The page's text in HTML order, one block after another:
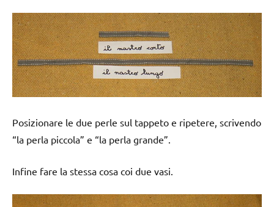
Posizionare le due perle sul tappeto e ripetere, scrivendo
“la perla piccola” e “la perla grande”.
Infine fare la stessa cosa coi due vasi.